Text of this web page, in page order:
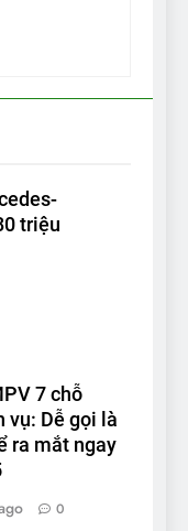
triệu
7 chỗ
vụ: Dễ gọi là
ra mắt ngay
0